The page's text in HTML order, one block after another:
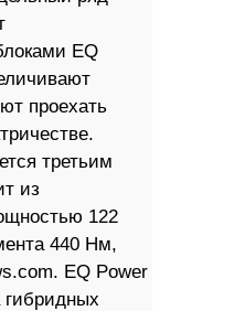
EQ
проехать
третьим
из
122
440 Нм,
EQ Power
гибридных